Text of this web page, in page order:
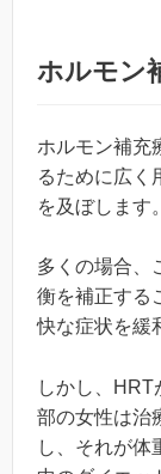
ホルモン
ホルモン補充
るために広く
を及ぼします。
多くの場合、
衡を補正する
快な症状を緩
しかし、HRT
部の女性は治
し、それが体